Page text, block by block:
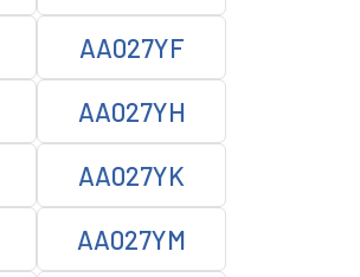
AA027YF
AA027YH
AA027YK
AA027YM